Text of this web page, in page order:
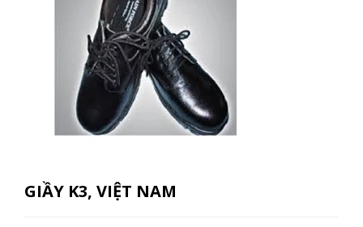
GIẦY K3, VIỆT NAM